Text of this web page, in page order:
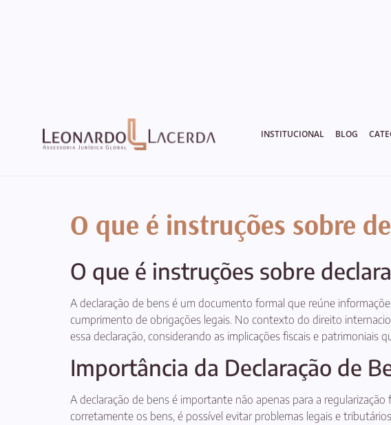
INSTITUCIONAL BLOG
O que é instruções sobre
O que é instruções sobre
A declaração de bens é um documento formal que reúne
cumprimento de obrigações legais. No contexto do direito
essa declaração, considerando as implicações fiscais e patrimoniais
Importância da Declaração de
A declaração de bens é importante não apenas para a
corretamente os bens, é possível evitar problemas legais e